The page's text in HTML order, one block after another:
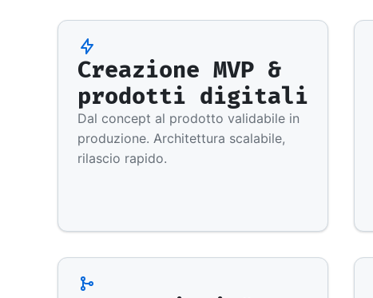
Creazione MVP &
prodotti digitali
Dal concept al prodotto validabile in
produzione. Architettura scalabile,
rilascio rapido.